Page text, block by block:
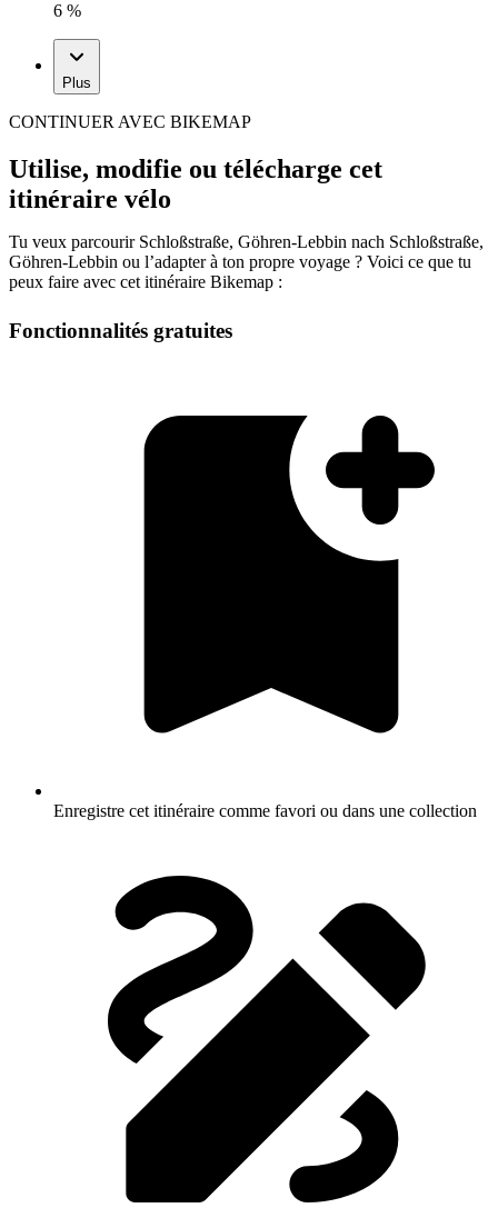
6 %
Plus
CONTINUER AVEC BIKEMAP
Utilise, modifie ou télécharge cet
itinéraire vélo
Tu veux parcourir Schloßstraße, Göhren-Lebbin nach Schloßstraße,
Göhren-Lebbin ou l’adapter à ton propre voyage ? Voici ce que tu
peux faire avec cet itinéraire Bikemap :
Fonctionnalités gratuites
Enregistre cet itinéraire comme favori ou dans une collection